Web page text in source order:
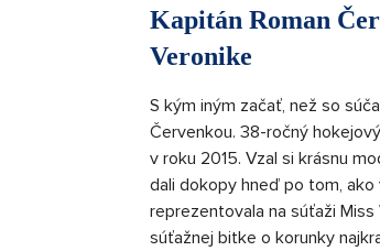
Kapitán Roman
Veronike
S kým iným začať, než so
Červenkou. 38-ročný
v roku 2015. Vzal si krásnu
dali dokopy hneď po tom, ako
reprezentovala na súťaži
súťažnej bitke o korunky